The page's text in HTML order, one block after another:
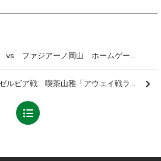
ファジアーノ岡山 ホームゲーム情報
3/21（水・祝）FC町田ゼルビア戦 喫茶山雅「アウェイ戦ライブ配信観戦」について